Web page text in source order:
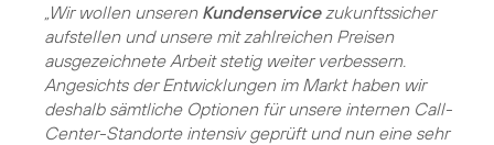
„Wir wollen unseren Kundenservicezukunftssicher
aufstellen und unsere mit zahlreichen Preisen
ausgezeichnete Arbeit stetig weiter verbessern.
Angesichts der Entwicklungen im Markt haben wir
deshalb sämtliche Optionen für unsere internen Call-
Center-Standorte intensiv geprüft und nun eine sehr